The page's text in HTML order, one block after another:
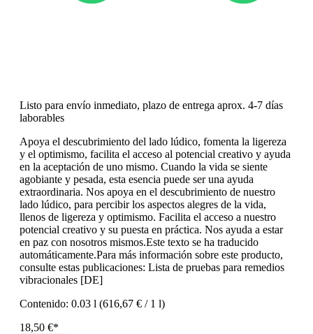
Listo para envío inmediato, plazo de entrega aprox. 4-7 días
laborables
Apoya el descubrimiento del lado lúdico, fomenta la ligereza
y el optimismo, facilita el acceso al potencial creativo y ayuda
en la aceptación de uno mismo. Cuando la vida se siente
agobiante y pesada, esta esencia puede ser una ayuda
extraordinaria. Nos apoya en el descubrimiento de nuestro
lado lúdico, para percibir los aspectos alegres de la vida,
llenos de ligereza y optimismo. Facilita el acceso a nuestro
potencial creativo y su puesta en práctica. Nos ayuda a estar
en paz con nosotros mismos.Este texto se ha traducido
automáticamente.Para más información sobre este producto,
consulte estas publicaciones: Lista de pruebas para remedios
vibracionales [DE]
Contenido: 0.03 l (616,67 € / 1 l)
18,50 €*